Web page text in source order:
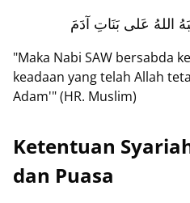
اللهُ عَلى بَنَاتِ آدَمَ
"Maka Nabi SAW bersabda
keadaan yang telah Allah
Adam'" (HR. Muslim)
Ketentuan
dan Puasa